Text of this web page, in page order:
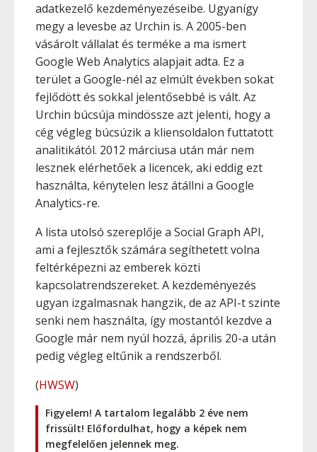
adatkezelő kezdeményezéseibe. Ugyanígy
megy a levesbe az Urchin is. A 2005-ben
vásárolt vállalat és terméke a ma ismert
Google Web Analytics alapjait adta. Ez a
terület a Google-nél az elmúlt években sokat
fejlődött és sokkal jelentősebbé is vált. Az
Urchin búcsúja mindössze azt jelenti, hogy a
cég végleg búcsúzik a kliensoldalon futtatott
analitikától. 2012 márciusa után már nem
lesznek elérhetőek a licencek, aki eddig ezt
használta, kénytelen lesz átállni a Google
Analytics-re.
A lista utolsó szereplője a Social Graph API,
ami a fejlesztők számára segíthetett volna
feltérképezni az emberek közti
kapcsolatrendszereket. A kezdeményezés
ugyan izgalmasnak hangzik, de az API-t szinte
senki nem használta, így mostantól kezdve a
Google már nem nyúl hozzá, április 20-a után
pedig végleg eltűnik a rendszerből.
(HWSW)
Figyelem! A tartalom legalább 2 éve nem
frissült! Előfordulhat, hogy a képek nem
megfelelően jelennek meg.